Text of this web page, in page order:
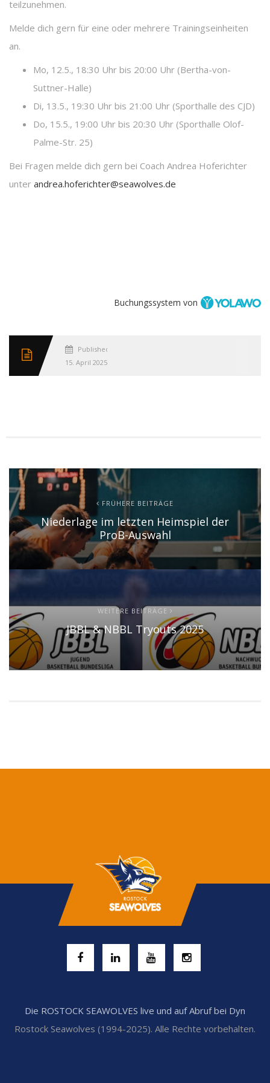
teilzunehmen.
Melde dich gern für eine oder mehrere Trainingseinheiten
an.
Mo, 12.5., 18:30 Uhr bis 20:00 Uhr (Bertha-von-
Suttner-Halle)
Di, 13.5., 19:30 Uhr bis 21:00 Uhr (Sporthalle des CJD)
Do, 15.5., 19:00 Uhr bis 20:30 Uhr (Sporthalle Olof-
Palme-Str. 25)
Bei Fragen melde dich gern bei Coach Andrea Hoferichter
unter andrea.hoferichter@seawolves.de
Buchungssystem von
Published
15. April 2025
FRÜHERE BEITRÄGE
Niederlage im letzten Heimspiel der
ProB-Auswahl
WEITERE BEITRÄGE
JBBL & NBBL Tryouts 2025
Die ROSTOCK SEAWOLVES live und auf Abruf bei Dyn
Rostock Seawolves (1994-2025). Alle Rechte vorbehalten.